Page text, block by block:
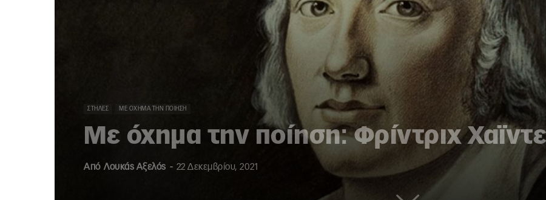
ΣΤΉΛΕΣ ΜΕ ΌΧΗΜΑ ΤΗΝ ΠΟΊΗΣΗ
Με όχημα την ποίηση: Φρίντριχ
Από Λουκάς Αξελός - 22 Δεκεμβρίου, 2021